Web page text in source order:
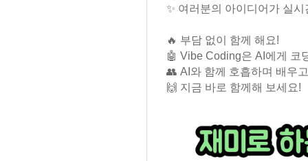
✨ 여러분의 아이디어가 실
🔥 부담 없이 함께 해요!
🤖 Vibe Coding은 AI에게 코
👥 AI와 함께 호흡하며 배우
🙌 지금 바로 함께해 보세요!